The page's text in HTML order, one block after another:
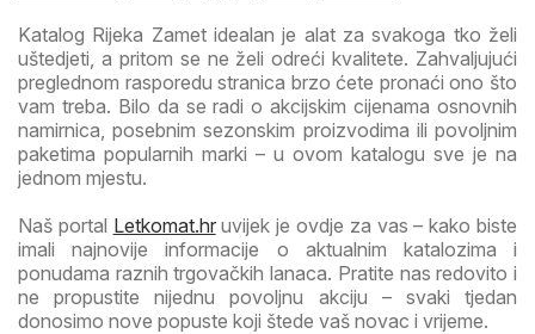
Katalog Rijeka Zamet idealan je alat za svakoga tko želi
uštedjeti, a pritom se ne želi odreći kvalitete. Zahvaljujući
preglednom rasporedu stranica brzo ćete pronaći ono što
vam treba. Bilo da se radi o akcijskim cijenama osnovnih
namirnica, posebnim sezonskim proizvodima ili povoljnim
paketima popularnih marki – u ovom katalogu sve je na
jednom mjestu.
Naš portal Letkomat.hruvijek je ovdje za vas – kako biste
imali najnovije informacije o aktualnim katalozima i
ponudama raznih trgovačkih lanaca. Pratite nas redovito i
ne propustite nijednu povoljnu akciju – svaki tjedan
donosimo nove popuste koji štede vaš novac i vrijeme.